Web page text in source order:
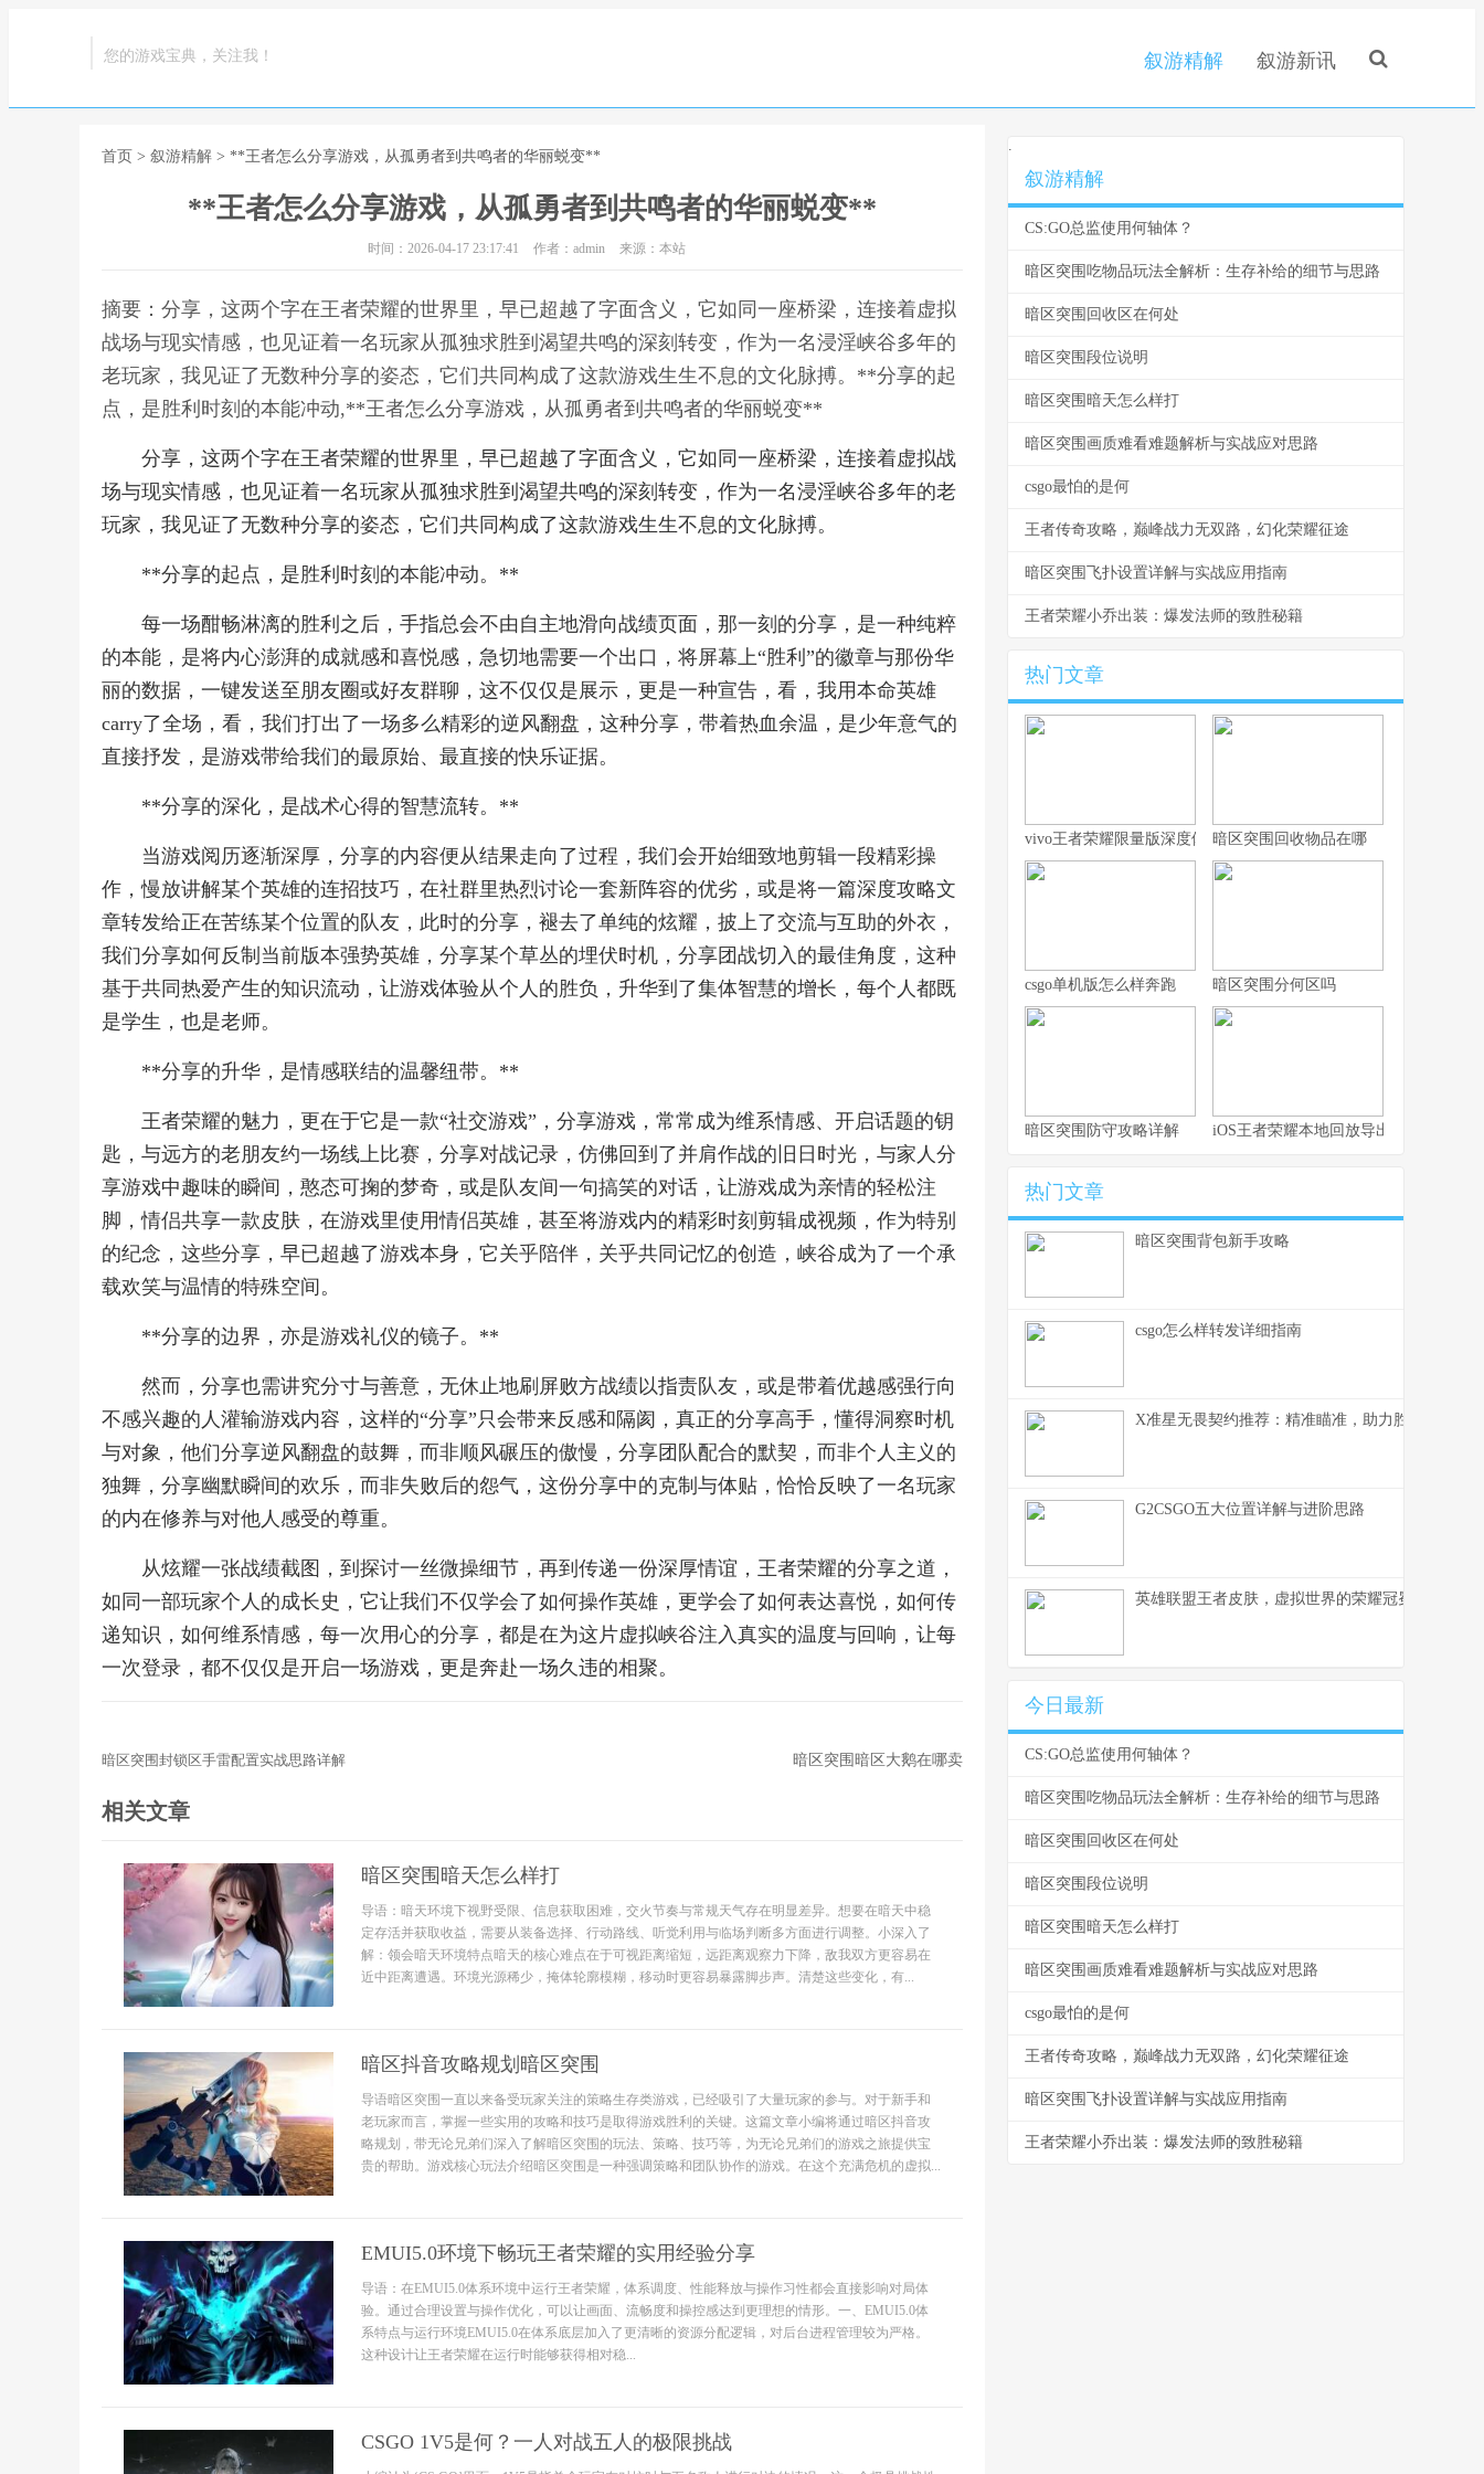
您的游戏宝典，关注我！ 叙游精解 叙游新讯
首页 > 叙游精解 > **王者怎么分享游戏，从孤勇者到共鸣者的华丽蜕变**
**王者怎么分享游戏，从孤勇者到共鸣者的华丽蜕变**
时间：2026-04-17 23:17:41 作者：admin 来源：本站
摘要：分享，这两个字在王者荣耀的世界里，早已超越了字面含义，它如同一座桥梁，连接着虚拟
战场与现实情感，也见证着一名玩家从孤独求胜到渴望共鸣的深刻转变，作为一名浸淫峡谷多年的
老玩家，我见证了无数种分享的姿态，它们共同构成了这款游戏生生不息的文化脉搏。**分享的起
点，是胜利时刻的本能冲动,**王者怎么分享游戏，从孤勇者到共鸣者的华丽蜕变**
分享，这两个字在王者荣耀的世界里，早已超越了字面含义，它如同一座桥梁，连接着虚拟战
场与现实情感，也见证着一名玩家从孤独求胜到渴望共鸣的深刻转变，作为一名浸淫峡谷多年的老
玩家，我见证了无数种分享的姿态，它们共同构成了这款游戏生生不息的文化脉搏。
**分享的起点，是胜利时刻的本能冲动。**
每一场酣畅淋漓的胜利之后，手指总会不由自主地滑向战绩页面，那一刻的分享，是一种纯粹
的本能，是将内心澎湃的成就感和喜悦感，急切地需要一个出口，将屏幕上“胜利”的徽章与那份华
丽的数据，一键发送至朋友圈或好友群聊，这不仅仅是展示，更是一种宣告，看，我用本命英雄
carry了全场，看，我们打出了一场多么精彩的逆风翻盘，这种分享，带着热血余温，是少年意气的
直接抒发，是游戏带给我们的最原始、最直接的快乐证据。
**分享的深化，是战术心得的智慧流转。**
当游戏阅历逐渐深厚，分享的内容便从结果走向了过程，我们会开始细致地剪辑一段精彩操
作，慢放讲解某个英雄的连招技巧，在社群里热烈讨论一套新阵容的优劣，或是将一篇深度攻略文
章转发给正在苦练某个位置的队友，此时的分享，褪去了单纯的炫耀，披上了交流与互助的外衣，
我们分享如何反制当前版本强势英雄，分享某个草丛的埋伏时机，分享团战切入的最佳角度，这种
基于共同热爱产生的知识流动，让游戏体验从个人的胜负，升华到了集体智慧的增长，每个人都既
是学生，也是老师。
**分享的升华，是情感联结的温馨纽带。**
王者荣耀的魅力，更在于它是一款“社交游戏”，分享游戏，常常成为维系情感、开启话题的钥
匙，与远方的老朋友约一场线上比赛，分享对战记录，仿佛回到了并肩作战的旧日时光，与家人分
享游戏中趣味的瞬间，憨态可掬的梦奇，或是队友间一句搞笑的对话，让游戏成为亲情的轻松注
脚，情侣共享一款皮肤，在游戏里使用情侣英雄，甚至将游戏内的精彩时刻剪辑成视频，作为特别
的纪念，这些分享，早已超越了游戏本身，它关乎陪伴，关乎共同记忆的创造，峡谷成为了一个承
载欢笑与温情的特殊空间。
**分享的边界，亦是游戏礼仪的镜子。**
然而，分享也需讲究分寸与善意，无休止地刷屏败方战绩以指责队友，或是带着优越感强行向
不感兴趣的人灌输游戏内容，这样的“分享”只会带来反感和隔阂，真正的分享高手，懂得洞察时机
与对象，他们分享逆风翻盘的鼓舞，而非顺风碾压的傲慢，分享团队配合的默契，而非个人主义的
独舞，分享幽默瞬间的欢乐，而非失败后的怨气，这份分享中的克制与体贴，恰恰反映了一名玩家
的内在修养与对他人感受的尊重。
从炫耀一张战绩截图，到探讨一丝微操细节，再到传递一份深厚情谊，王者荣耀的分享之道，
如同一部玩家个人的成长史，它让我们不仅学会了如何操作英雄，更学会了如何表达喜悦，如何传
递知识，如何维系情感，每一次用心的分享，都是在为这片虚拟峡谷注入真实的温度与回响，让每
一次登录，都不仅仅是开启一场游戏，更是奔赴一场久违的相聚。
暗区突围封锁区手雷配置实战思路详解 暗区突围暗区大鹅在哪卖
相关文章
暗区突围暗天怎么样打
导语：暗天环境下视野受限、信息获取困难，交火节奏与常规天气存在明显差异。想要在暗天中稳
定存活并获取收益，需要从装备选择、行动路线、听觉利用与临场判断多方面进行调整。小深入了
解：领会暗天环境特点暗天的核心难点在于可视距离缩短，远距离观察力下降，敌我双方更容易在
近中距离遭遇。环境光源稀少，掩体轮廓模糊，移动时更容易暴露脚步声。清楚这些变化，有...
暗区抖音攻略规划暗区突围
导语暗区突围一直以来备受玩家关注的策略生存类游戏，已经吸引了大量玩家的参与。对于新手和
老玩家而言，掌握一些实用的攻略和技巧是取得游戏胜利的关键。这篇文章小编将通过暗区抖音攻
略规划，带无论兄弟们深入了解暗区突围的玩法、策略、技巧等，为无论兄弟们的游戏之旅提供宝
贵的帮助。游戏核心玩法介绍暗区突围是一种强调策略和团队协作的游戏。在这个充满危机的虚拟...
EMUI5.0环境下畅玩王者荣耀的实用经验分享
导语：在EMUI5.0体系环境中运行王者荣耀，体系调度、性能释放与操作习性都会直接影响对局体
验。通过合理设置与操作优化，可以让画面、流畅度和操控感达到更理想的情形。一、EMUI5.0体
系特点与运行环境EMUI5.0在体系底层加入了更清晰的资源分配逻辑，对后台进程管理较为严格。
这种设计让王者荣耀在运行时能够获得相对稳...
CSGO 1V5是何？一人对战五人的极限挑战
.
叙游精解
CS:GO总监使用何轴体？
暗区突围吃物品玩法全解析：生存补给的细节与思路
暗区突围回收区在何处
暗区突围段位说明
暗区突围暗天怎么样打
暗区突围画质难看难题解析与实战应对思路
csgo最怕的是何
王者传奇攻略，巅峰战力无双路，幻化荣耀征途
暗区突围飞扑设置详解与实战应用指南
王者荣耀小乔出装：爆发法师的致胜秘籍
热门文章
vivo王者荣耀限量版深度体验指南暗区突围回收物品在哪
csgo单机版怎么样奔跑 暗区突围分何区吗
暗区突围防守攻略详解 iOS王者荣耀本地回放导出技巧与玩法
热门文章
暗区突围背包新手攻略
csgo怎么样转发详细指南
X准星无畏契约推荐：精准瞄准，助力胜利
G2CSGO五大位置详解与进阶思路
英雄联盟王者皮肤，虚拟世界的荣耀冠冕——资深
今日最新
CS:GO总监使用何轴体？
暗区突围吃物品玩法全解析：生存补给的细节与思路
暗区突围回收区在何处
暗区突围段位说明
暗区突围暗天怎么样打
暗区突围画质难看难题解析与实战应对思路
csgo最怕的是何
王者传奇攻略，巅峰战力无双路，幻化荣耀征途
暗区突围飞扑设置详解与实战应用指南
王者荣耀小乔出装：爆发法师的致胜秘籍